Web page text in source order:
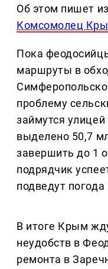
Об этом пишет
Комсомолец
Пока
маршруты в
проблему
займутся
выделено 50,7
завершить до 1
подрядчик
подведут погода
В итоге Крым
неудобств в
ремонта в